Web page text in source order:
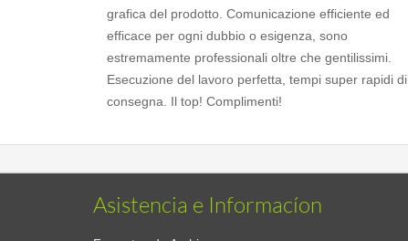
grafica del prodotto. Comunicazione efficiente ed
efficace per ogni dubbio o esigenza, sono
estremamente professionali oltre che gentilissimi.
Esecuzione del lavoro perfetta, tempi super rapidi di
consegna. Il top! Complimenti!
Asistencia e Informacíon